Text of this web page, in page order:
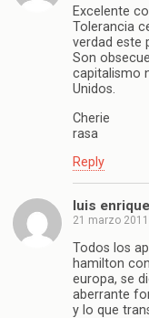
Excelente
Tolerancia
verdad este
Son
capitalismo
Unidos.
Cherie
rasa
Reply
luis enrique
21 marzo 2011
Todos los
hamilton
europa, se
aberrante
y lo que